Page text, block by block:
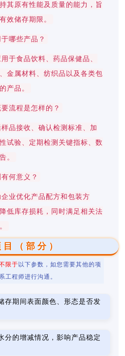
其原有性能及质量的能力，旨
效储存期限。
哪些产品？
于食品饮料、药品保健品、
金属材料、纺织品以及各类包
产品。
流程是怎样的？
品接收、确认检测标准、加
试验、定期检测关键指标、数
。
何意义？
业优化产品配方和包装方
低库存损耗，同时满足相关法
（部分）
限于 以下参数，如您需要其他的项
工程师进行沟通。
存期间表面颜色、形态是否发
分的增减情况，影响产品稳定